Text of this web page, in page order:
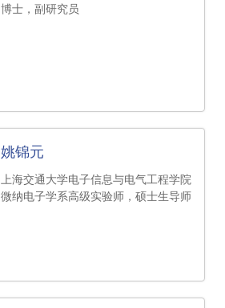
博士，副研究员
姚锦元
上海交通大学电子信息与电气工程学院
微纳电子学系高级实验师，硕士生导师